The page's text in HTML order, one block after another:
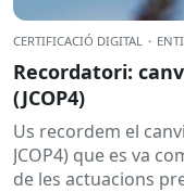
CERTIFICACIÓ DIGITAL ·
Recordatori:
(JCOP4)
Us recordem el
JCOP4) que es va
de les actuacions